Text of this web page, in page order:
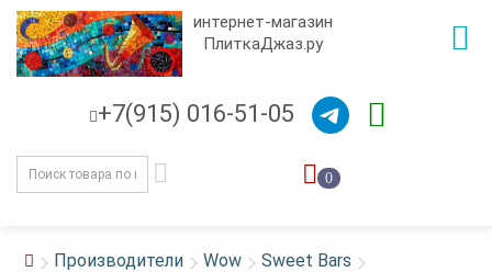
интернет-магазин
ПлиткаДжаз.ру
+7(915) 016-51-05
0
Производители Wow Sweet Bars